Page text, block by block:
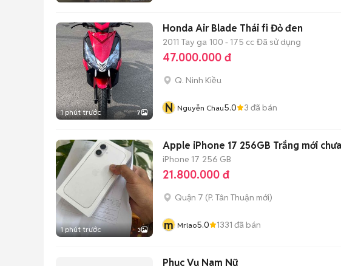
1 phút trước 7
Honda Air Blade Thái fi Đỏ đen
2011 Tay ga 100 - 175 cc Đã sử dụng
47.000.000 đ
Q. Ninh Kiều
N Nguyễn Chau5.0 3 đã bán
1 phút trước 3
Apple iPhone 17 256GB Trắng mới
iPhone 17 256 GB
21.800.000 đ
Quận 7 (P. Tân Thuận mới)
m Mrlao5.0 1331 đã bán
Phục Vụ Nam Nữ